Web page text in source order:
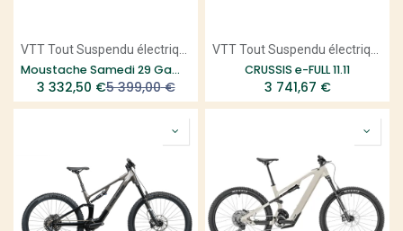
Moustache Samedi 29 Game 5 - 60km
3 332,50 €5 399,00€
CRUSSIS e-FULL 11.11
3 741,67 €